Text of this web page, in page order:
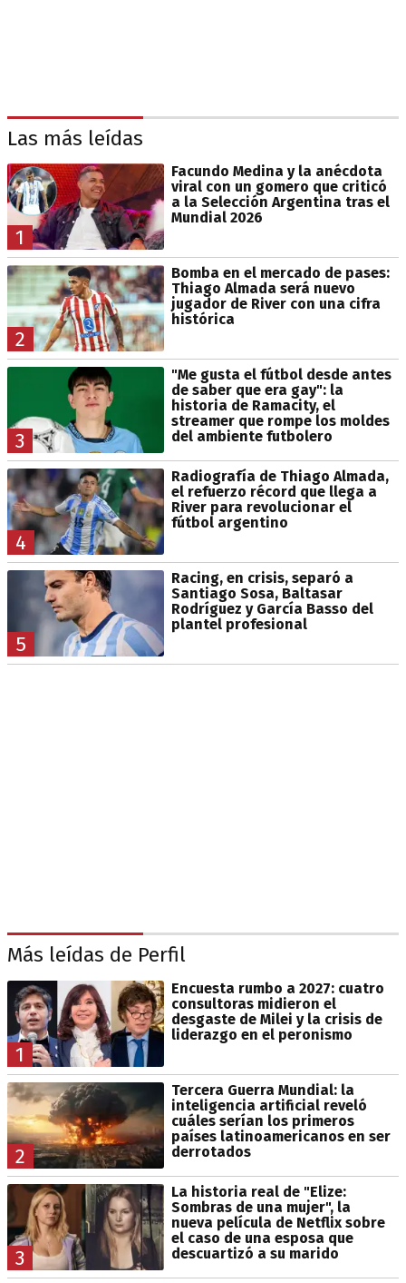
Las más leídas
1
Facundo Medina y la anécdota
viral con un gomero que criticó
a la Selección Argentina tras el
Mundial 2026
2
Bomba en el mercado de pases:
Thiago Almada será nuevo
jugador de River con una cifra
histórica
3
"Me gusta el fútbol desde antes
de saber que era gay": la
historia de Ramacity, el
streamer que rompe los moldes
del ambiente futbolero
4
Radiografía de Thiago Almada,
el refuerzo récord que llega a
River para revolucionar el
fútbol argentino
5
Racing, en crisis, separó a
Santiago Sosa, Baltasar
Rodríguez y García Basso del
plantel profesional
Más leídas de Perfil
1
Encuesta rumbo a 2027: cuatro
consultoras midieron el
desgaste de Milei y la crisis de
liderazgo en el peronismo
2
Tercera Guerra Mundial: la
inteligencia artificial reveló
cuáles serían los primeros
países latinoamericanos en ser
derrotados
3
La historia real de "Elize:
Sombras de una mujer", la
nueva película de Netflix sobre
el caso de una esposa que
descuartizó a su marido